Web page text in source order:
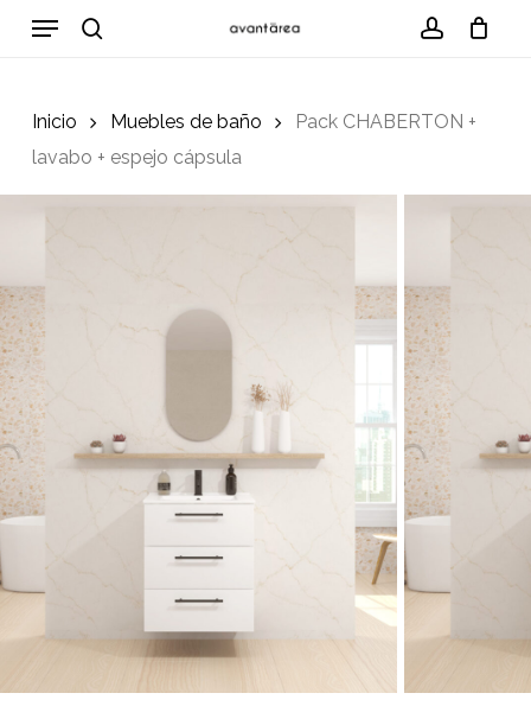
Menu
Inicio Muebles de baño
Pack CHABERTON +
lavabo + espejo cápsula